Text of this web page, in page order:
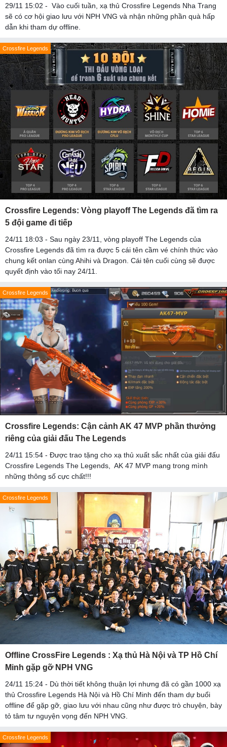
29/11 15:02 - Vào cuối tuần, xạ thủ Crossfire Legends Nha Trang
sẽ có cơ hội giao lưu với NPH VNG và nhận những phần quà hấp
dẫn khi tham dự offline.
Crossfire Legends
Crossfire Legends: Vòng playoff The Legends đã tìm ra
5 đội game đi tiếp
24/11 18:03 - Sau ngày 23/11, vòng playoff The Legends của
Crossfire Legends đã tìm ra được 5 cái tên cầm vé chính thức vào
chung kết onlan cùng Ahihi và Dragon. Cái tên cuối cùng sẽ được
quyết định vào tối nay 24/11.
Crossfire Legends
Crossfire Legends: Cận cảnh AK 47 MVP phần thưởng
riêng của giải đấu The Legends
24/11 15:54 - Được trao tặng cho xạ thủ xuất sắc nhất của giải đấu
Crossfire Legends The Legends, AK 47 MVP mang trong mình
những thông số cực chất!!!
Crossfire Legends
Offline CrossFire Legends : Xạ thủ Hà Nội và TP Hồ Chí
Minh gặp gỡ NPH VNG
24/11 15:24 - Dù thời tiết không thuận lợi nhưng đã có gần 1000 xạ
thủ Crossfire Legends Hà Nội và Hồ Chí Minh đến tham dự buổi
offline để gặp gỡ, giao lưu với nhau cũng như được trò chuyện, bày
tỏ tâm tư nguyện vọng đến NPH VNG.
Crossfire Legends